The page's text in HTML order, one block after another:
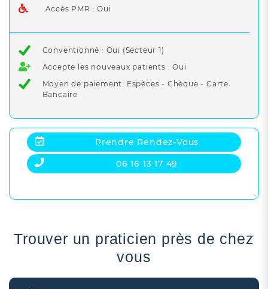
Accès PMR : Oui
Conventionné : Oui (Secteur 1)
Accepte les nouveaux patients : Oui
Moyen de paiement: Espèces - Chèque - Carte
Bancaire
Prendre Rendez-Vous
06 16 13 17 49
Trouver un praticien près de chez
vous